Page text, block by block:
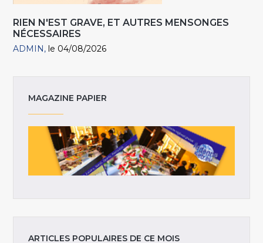
RIEN N'EST GRAVE, ET AUTRES MENSONGES
NÉCESSAIRES
ADMIN le 04/08/2026
MAGAZINE PAPIER
ARTICLES POPULAIRES DE CE MOIS